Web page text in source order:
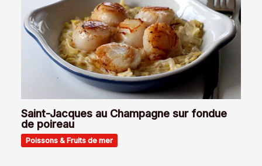
Saint-Jacques au Champagne sur fondue
de poireau
Poissons & Fruits de mer